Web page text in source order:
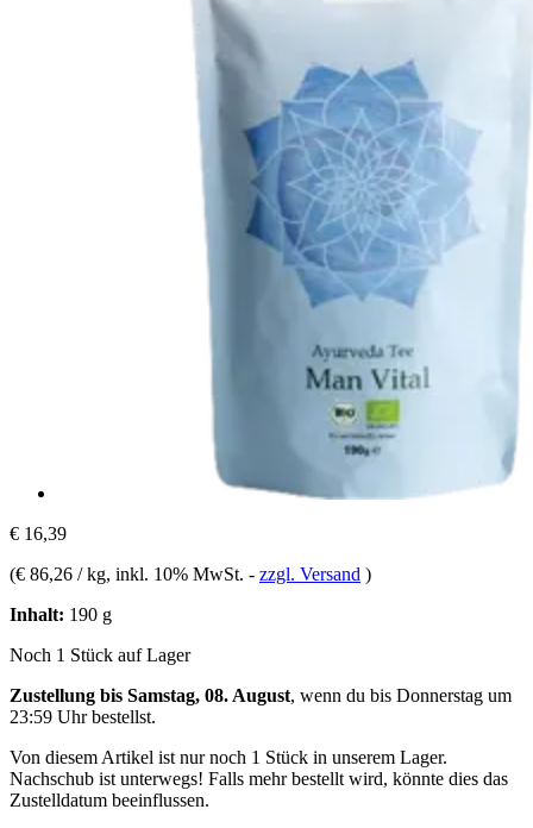
€ 16,39
(€ 86,26 / kg, inkl. 10% MwSt. - zzgl. Versand )
Inhalt: 190 g
Noch 1 Stück auf Lager
Zustellung bis Samstag, 08. August, wenn du bis Donnerstag um
23:59 Uhrbestellst.
Von diesem Artikel ist nur noch 1 Stück in unserem Lager.
Nachschub ist unterwegs! Falls mehr bestellt wird, könnte dies das
Zustelldatum beeinflussen.